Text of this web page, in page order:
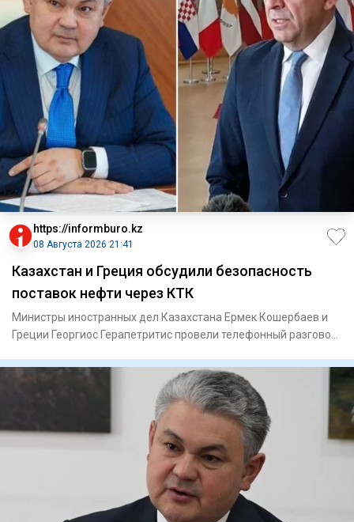
https://informburo.kz
08 Августа 2026 21:41
Казахстан и Греция обсудили безопасность
поставок нефти через КТК
Министры иностранных дел Казахстана Ермек Кошербаев и
Греции Георгиос Герапетритис провели телефонный разговор,